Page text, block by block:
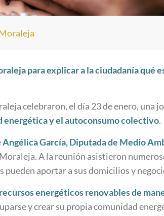
para explicar a la ciudadanía qué
celebraron, el día 23 de enero,
energética y elautoconsumo colectivo.
Angélica García, Diputada de Medio
A la reunión asistieron
pueden aportar a sus domicilios y
energéticos renovables de
y crear su propia comunidad